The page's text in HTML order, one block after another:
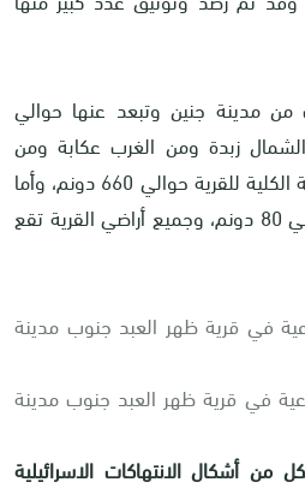
مدينة جنين وتبعد عنها حوالي
زبدة ومن الغرب عكابة ومن
الجنوب قفين، وتبلغ المساحة الكلية للقرية حوالي 660 دونم، وأما
مساحة مسطحات البناء حوالي 80 دونم، وجميع أراضي القرية تقع
في قرية ظهر العبد جنوب مدينة
في قرية ظهر العبد جنوب مدينة
من أشكال الانتهاكات الاسرائيلية